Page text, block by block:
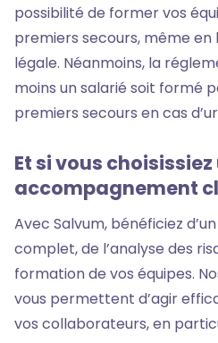
possibilité de former vos
premiers secours, même en
légale. Néanmoins, la
moins un salarié soit formé
premiers secours en cas
Et si vous choisissiez
accompagnement
Avec Salvum, bénéficiez
complet, de l’analyse des
formation de vos équipes.
vous permettent d’agir
vos collaborateurs, en